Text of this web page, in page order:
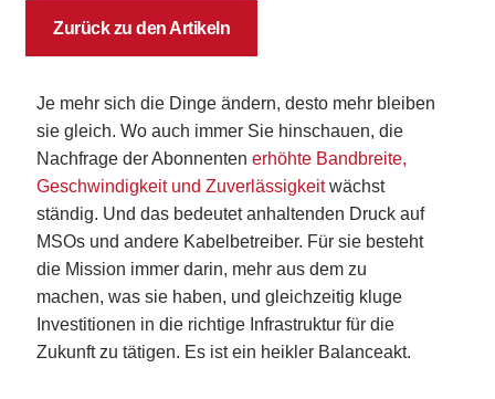
Zurück zu den Artikeln
Je mehr sich die Dinge ändern, desto mehr bleiben
sie gleich. Wo auch immer Sie hinschauen, die
Nachfrage der Abonnentenerhöhte Bandbreite,
Geschwindigkeit und Zuverlässigkeitwächst
ständig. Und das bedeutet anhaltenden Druck auf
MSOs und andere Kabelbetreiber. Für sie besteht
die Mission immer darin, mehr aus dem zu
machen, was sie haben, und gleichzeitig kluge
Investitionen in die richtige Infrastruktur für die
Zukunft zu tätigen. Es ist ein heikler Balanceakt.